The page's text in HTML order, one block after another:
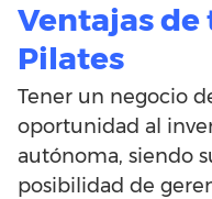
Ventajas
Pilates
Tener un negocio
oportunidad al
autónoma, siendo
posibilidad de